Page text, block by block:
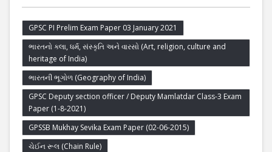
GPSC PI Prelim Exam Paper 03 January 2021
ભારતનો કલા, ધર્મ, સંસ્કૃતિ અને વારસો (Art, religion, culture and
heritage of India)
ભારતની ભૂગોળ (Geography of India)
GPSC Deputy section officer / Deputy Mamlatdar Class-3 Exam
Paper (1-8-2021)
GPSSB Mukhay Sevika Exam Paper (02-06-2015)
ચેઈન રૂલ (Chain Rule)